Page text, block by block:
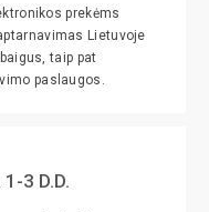
prekėms
Lietuvoje
taip pat
paslaugos.
3 D.D.